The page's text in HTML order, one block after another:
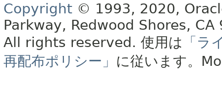
Copyright © 1993, 2020,
Parkway, Redwood Shores, CA
All rights reserved. 使用は 「ラ
再配布ポリシー」 に従います。